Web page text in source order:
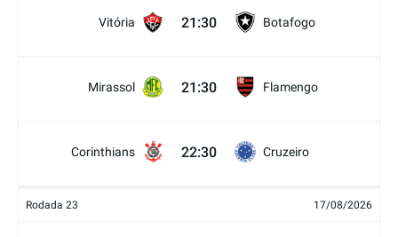
Vitória 21:30 Botafogo
Mirassol 21:30 Flamengo
Corinthians 22:30 Cruzeiro
Rodada 23 17/08/2026